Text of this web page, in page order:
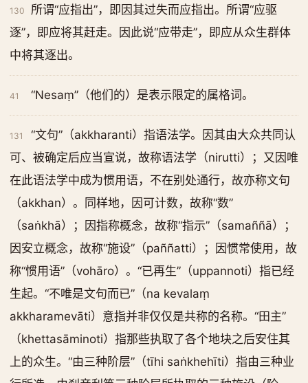
130
所谓“应指出”，即因其过失而应指出。所谓“应驱
逐”，即应将其赶走。因此说“应带走”，即应从众生群体
中将其逐出。
41 “Nesaṃ”（他们的）是表示限定的属格词。
131
“文句”（akkharanti）指语法学。因其由大众共同认
可、被确定后应当宣说，故称语法学（nirutti）；又因唯
在此语法学中成为惯用语，不在别处通行，故亦称文句
（akkhan）。同样地，因可计数，故称“数”
（saṅkhā）；因指称概念，故称“指示”（samaññā）；
因安立概念，故称“施设”（paññatti）；因惯常使用，故
称“惯用语”（vohāro）。“已再生”（uppannoti）指已经
生起。“不唯是文句而已”（na kevalaṃ
akkharamevāti）意指并非仅仅是共称的名称。“田主”
（khettasāminoti）指那些执取了各个地块之后安住其
上的众生。“由三种阶层”（tīhi saṅkhehīti）指由三种业